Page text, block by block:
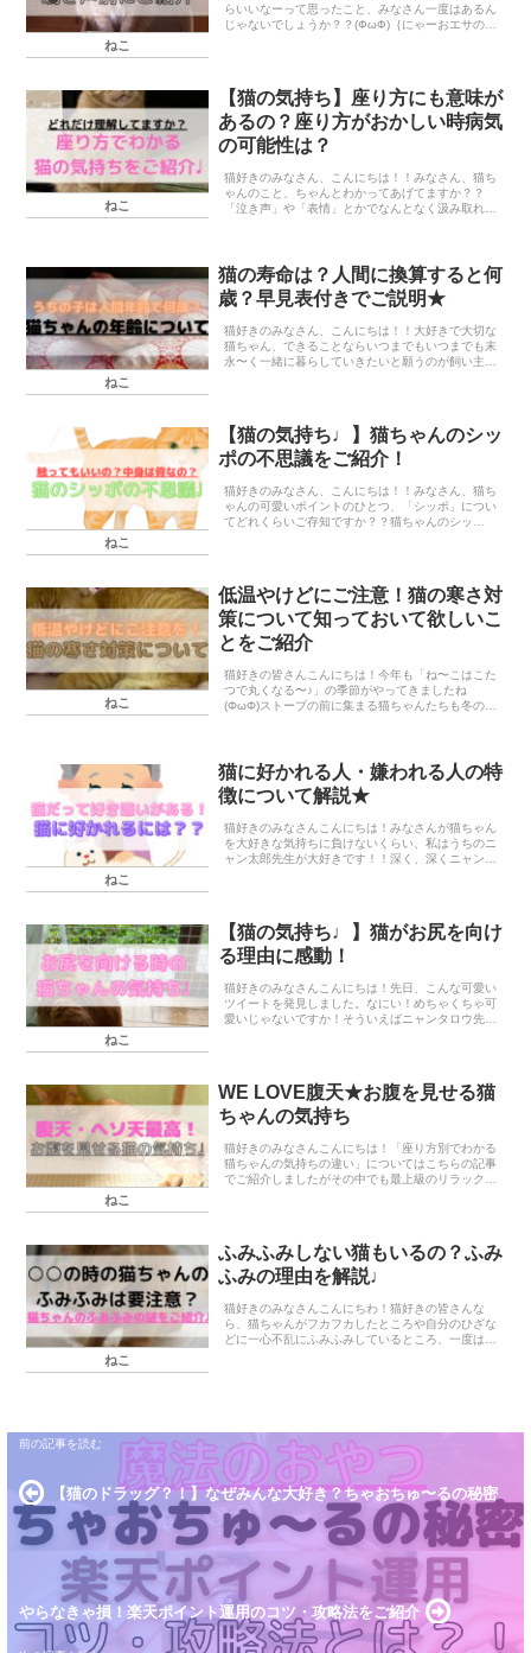
ねこ
らいいなーって思ったこと、みなさん一度はあるん
じゃないでしょうか？？(ФωФ)｛にゃーおエサのお
ねこ
【猫の気持ち】座り方にも意味が
あるの？座り方がおかしい時病気
の可能性は？
猫好きのみなさん、こんにちは！！みなさん、猫ち
ゃんのこと、ちゃんとわかってあげてますか？？
「泣き声」や「表情」とかでなんとなく汲み取れ
ねこ
猫の寿命は？人間に換算すると何
歳？早見表付きでご説明★
猫好きのみなさん、こんにちは！！大好きで大切な
猫ちゃん、できることならいつまでもいつまでも末
永〜く一緒に暮らしていきたいと願うのが飼い主皆
ねこ
【猫の気持ち♩】猫ちゃんのシッ
ポの不思議をご紹介！
猫好きのみなさん、こんにちは！！みなさん、猫ち
ゃんの可愛いポイントのひとつ、「シッポ」につい
てどれくらいご存知ですか？？猫ちゃんのシッ
ねこ
低温やけどにご注意！猫の寒さ対
策について知っておいて欲しいこ
とをご紹介
猫好きの皆さんこんにちは！今年も「ね〜こはこた
つで丸くなる〜♪」の季節がやってきましたね
(ΦωΦ)ストーブの前に集まる猫ちゃんたちも冬の風
ねこ
猫に好かれる人・嫌われる人の特
徴について解説★
猫好きのみなさんこんにちは！みなさんが猫ちゃん
を大好きな気持ちに負けないくらい、私はうちのニ
ャン太郎先生が大好きです！！深く、深くニャン太
ねこ
【猫の気持ち♩】猫がお尻を向け
る理由に感動！
猫好きのみなさんこんにちは！先日、こんな可愛い
ツイートを発見しました。なにい！めちゃくちゃ可
愛いじゃないですか！そういえばニャンタロウ先生
ねこ
WE LOVE腹天★お腹を見せる猫
ちゃんの気持ち
猫好きのみなさんこんにちは！「座り方別でわかる
猫ちゃんの気持ちの違い」についてはこちらの記事
でご紹介しましたがその中でも最上級のリラックス
ねこ
ふみふみしない猫もいるの？ふみ
ふみの理由を解説♩
猫好きのみなさんこんにちわ！猫好きの皆さんな
ら、猫ちゃんがフカフカしたところや自分のひざな
どに一心不乱にふみふみしているところ、一度は見
【猫のドラッグ？！】なぜみんな大好き？ちゃおちゅ〜るの秘密
やらなきゃ損！楽天ポイント運用のコツ・攻略法をご紹介